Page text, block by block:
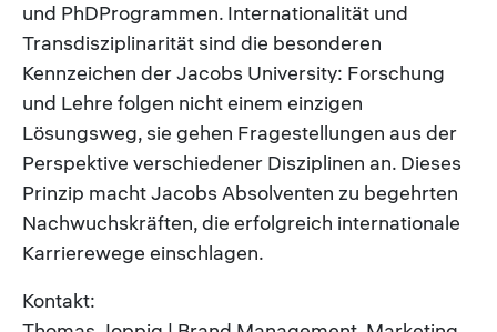
und PhDProgrammen. Internationalität und
Transdisziplinarität sind die besonderen
Kennzeichen der Jacobs University: Forschung
und Lehre folgen nicht einem einzigen
Lösungsweg, sie gehen Fragestellungen aus der
Perspektive verschiedener Disziplinen an. Dieses
Prinzip macht Jacobs Absolventen zu begehrten
Nachwuchskräften, die erfolgreich internationale
Karrierewege einschlagen.
Kontakt: